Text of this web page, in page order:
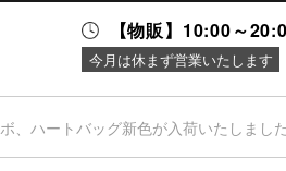
【物販】10:00～
今月は休まず営業いたします
ース＆
ント
、ハートバッグ新色が入荷いたしまし